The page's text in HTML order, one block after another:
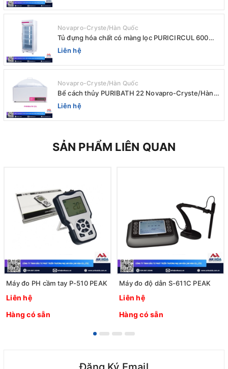
Novapro-Cryste/Hàn Quốc
Tủ đựng hóa chất có màng lọc PURICIRCUL 600
AIRTIGHT Novapro-Cryste/Hàn Quốc
Liên hệ
Novapro-Cryste/Hàn Quốc
Bể cách thủy PURIBATH 22 Novapro-Cryste/Hàn
Quốc
Liên hệ
SẢN PHẨM LIÊN QUAN
Máy đo PH cầm tay P-510 PEAK
Liên hệ
Hàng có sẵn
Máy đo độ dẫn S-611C PEAK
Liên hệ
Hàng có sẵn